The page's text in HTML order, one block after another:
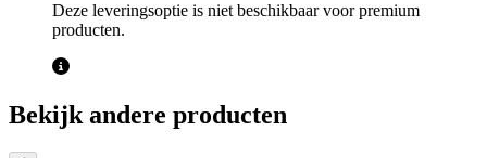
Deze leveringsoptie is niet beschikbaar voor premium
producten.
Bekijk andere producten